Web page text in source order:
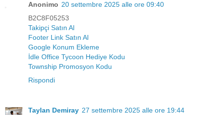
Anonimo 20 settembre 2025 alle ore 09:40
B2C8F05253
Takipçi Satın Al
Footer Link Satın Al
Google Konum Ekleme
İdle Office Tycoon Hediye Kodu
Township Promosyon Kodu
Rispondi
Taylan Demiray 27 settembre 2025 alle ore 19:44